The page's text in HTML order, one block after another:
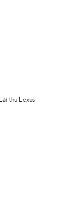
Lái thử Lexus